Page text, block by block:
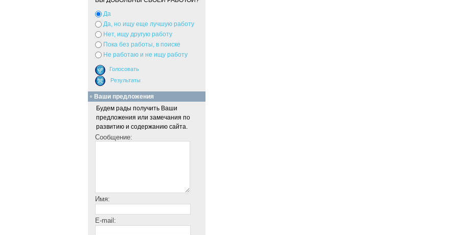
Да
Да, но ищу еще лучшую работу
Нет, ищу другую работу
Пока без работы, в поиске
Не работаю и не ищу работу
Ваши предложения
Будем рады получить Ваши
предложения или замечания по
развитию и содержанию сайта.
Сообщение:
Имя:
E-mail: